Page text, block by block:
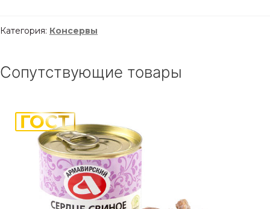
Категория: Консервы
Сопутствующие товары